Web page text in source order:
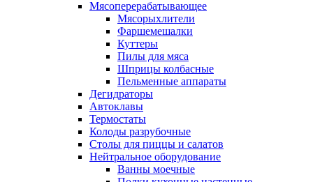
Мясоперерабатывающее
Мясорыхлители
Фаршемешалки
Куттеры
Пилы для мяса
Шприцы колбасные
Пельменные аппараты
Дегидраторы
Автоклавы
Термостаты
Колоды разрубочные
Столы для пиццы и салатов
Нейтральное оборудование
Ванны моечные